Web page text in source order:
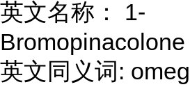
英文名称： 1-
Bromopinacolone
英文同义词: